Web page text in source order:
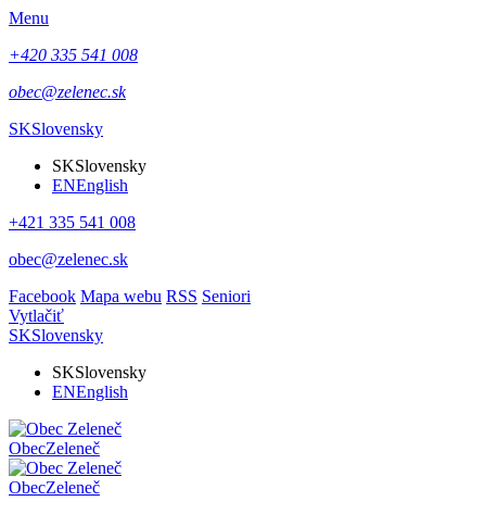
Menu
+420 335 541 008
obec@zelenec.sk
SKSlovensky
SKSlovensky
ENEnglish
+421 335 541 008
obec@zelenec.sk
Facebook Mapa webu RSS Seniori
Vytlačiť
SKSlovensky
SKSlovensky
ENEnglish
ObecZeleneč
ObecZeleneč